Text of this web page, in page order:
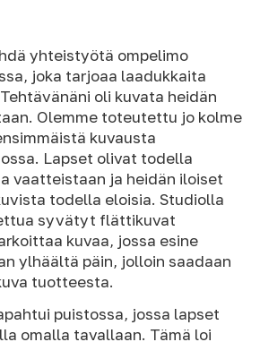
yhteistyötä ompelimo
joka tarjoaa laadukkaita
oli kuvata heidän
Olemme toteutettu jo kolme
kuvausta
Lapset olivat todella
vaatteistaan ja heidän iloiset
todella eloisia. Studiolla
syvätyt flättikuvat
kuvaa, jossa esine
ylhäältä päin, jolloin saadaan
tuotteesta.
puistossa, jossa lapset
omalla tavallaan. Tämä loi